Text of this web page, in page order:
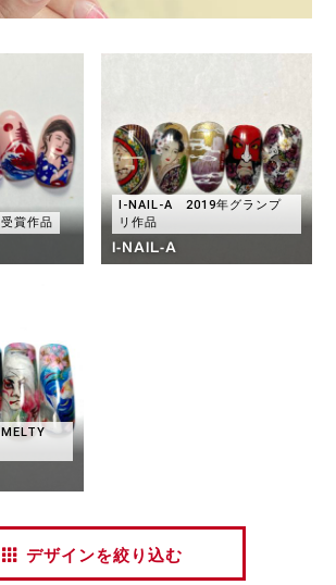
賞作品
I-NAIL-A 2019年グランプ
リ作品
I-NAIL-A
デザインを絞り込む